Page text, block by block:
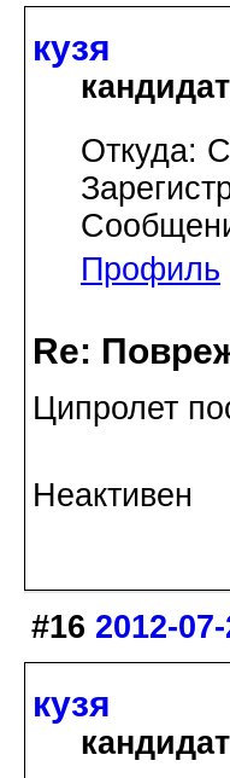
кузя
Откуда:
Профиль
Re:
Ципролет
Неактивен
#16 2012-
кузя